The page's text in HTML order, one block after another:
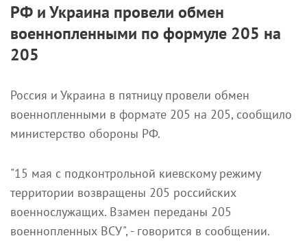
РФ и Украина провели обмен
военнопленными по формуле 205 на
205
Россия и Украина в пятницу провели обмен
военнопленными в формате 205 на 205, сообщило
министерство обороны РФ.
"15 мая с подконтрольной киевскому режиму
территории возвращены 205 российских
военнослужащих. Взамен переданы 205
военнопленных ВСУ", - говорится в сообщении.